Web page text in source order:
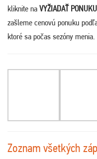
kliknite na VYŽIADAŤ PONUKU
zašleme cenovú ponuku
ktoré sa počas sezóny
Zoznam všetkých